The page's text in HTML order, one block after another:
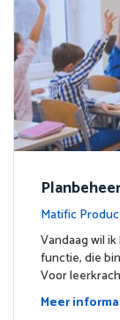
Matific
Vandaag wil
functie, die
Voor
Meer